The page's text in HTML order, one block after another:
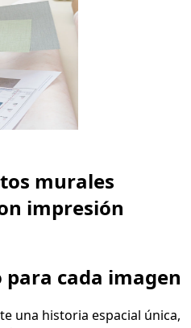
murales
impresión
para cada imagen
una historia espacial única,